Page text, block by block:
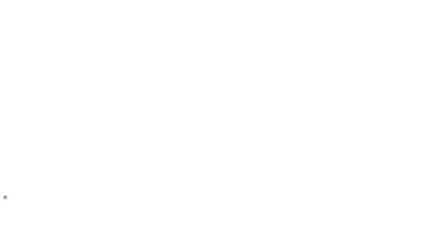
*